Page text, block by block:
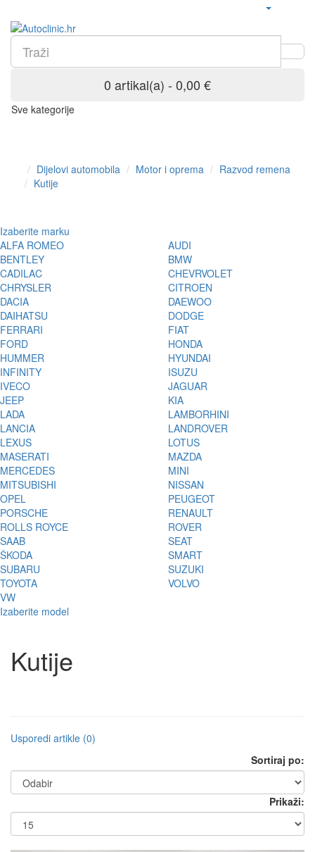
0 artikal(a) - 0,00 €
Sve kategorije
Dijelovi automobila Motor i oprema
Razvod remena
Kutije
Izaberite marku
ALFA ROMEO
AUDI
BENTLEY
BMW
CADILAC
CHEVRVOLET
CHRYSLER
CITROEN
DACIA
DAEWOO
DAIHATSU
DODGE
FERRARI
FIAT
FORD
HONDA
HUMMER
HYUNDAI
INFINITY
ISUZU
IVECO
JAGUAR
JEEP
KIA
LADA
LAMBORHINI
LANCIA
LANDROVER
LEXUS
LOTUS
MASERATI
MAZDA
MERCEDES
MINI
MITSUBISHI
NISSAN
OPEL
PEUGEOT
PORSCHE
RENAULT
ROLLS ROYCE
ROVER
SAAB
SEAT
ŠKODA
SMART
SUBARU
SUZUKI
TOYOTA
VOLVO
VW
Izaberite model
Kutije
Usporedi artikle (0)
Sortiraj po:
Prikaži: